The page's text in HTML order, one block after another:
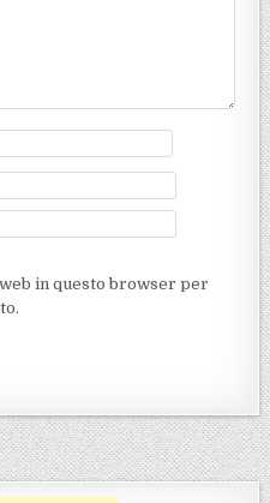
in questo browser per